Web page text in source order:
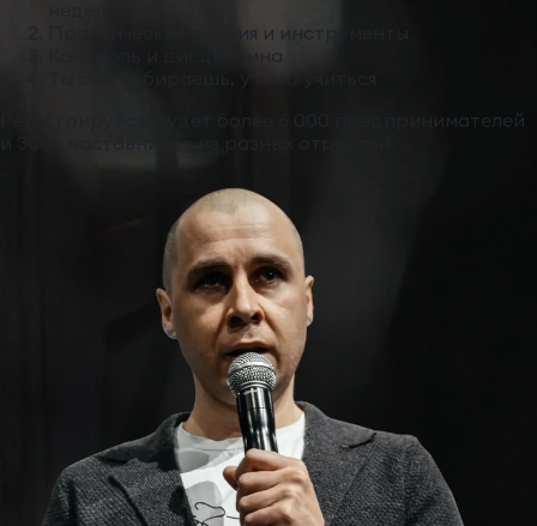
Практические знания и инструменты
Контроль и дисциплина
Ты сам выбираешь, у кого учиться
Регистрируйся, будет более 6 000 предпринимателей
и 300+ наставников из разных отраслей.